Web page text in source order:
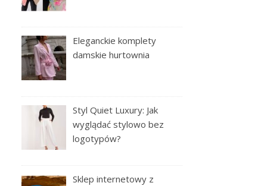
Eleganckie komplety
damskie hurtownia
Styl Quiet Luxury: Jak
wyglądać stylowo bez
logotypów?
Sklep internetowy z